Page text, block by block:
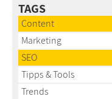
TAGS
Content
Marketing
SEO
Tipps & Tools
Trends